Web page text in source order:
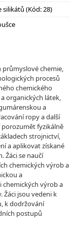
silikátů (Kód: 28)
chemie,
procesů
chemického
organických látek,
a
ropy a další
porozumět fyzikálně
strojnictví,
a aplikovat získané
Žáci se naučí
chemických výrob a
a
výrob a
jsou vedeni k
k dodržování
postupů